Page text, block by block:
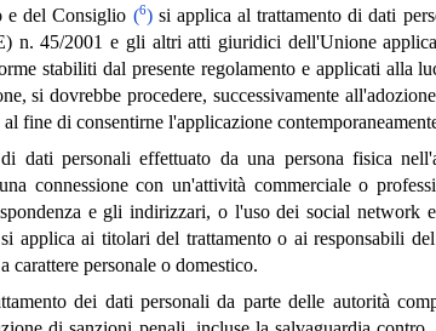
e del Consiglio (6)si applica al trattamento di dati
n. 45/2001 e gli altri atti giuridici dell'Unione
stabiliti dal presente regolamento e applicati alla
si dovrebbe procedere, successivamente
fine di consentirne l'applicazione
dati personali effettuato da una persona fisica
connessione con un'attività commerciale o
e gli indirizzari, o l'uso dei social network
applica ai titolari del trattamento o ai responsabili
personale o domestico.
dei dati personali da parte delle autorità